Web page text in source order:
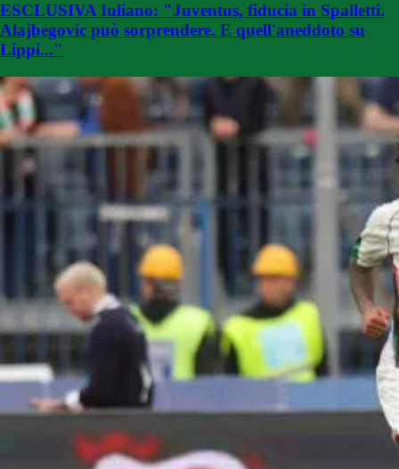
ESCLUSIVA Iuliano: "Juventus, fiducia in Spalletti.
Alajbegovic può sorprendere. E quell'aneddoto su
Lippi..."